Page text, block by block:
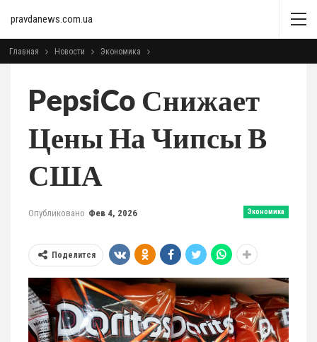
pravdanews.com.ua
Главная Новости Экономика
PepsiCo Снижает
Цены На Чипсы В
США
Экономика
Опубликовано Фев 4, 2026
Поделится